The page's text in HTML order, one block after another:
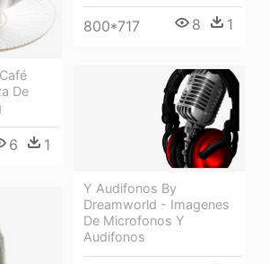
800*717 8 1
De
6 1
Y Audifonos By
Dreamworld - Imagenes
De Microfonos Y
Audifonos